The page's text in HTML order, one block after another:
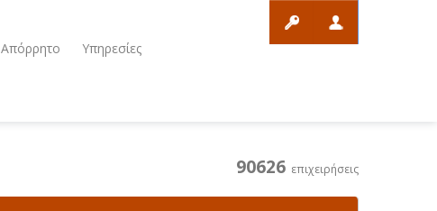
Απόρρητο Υπηρεσίες
90626 επιχειρήσεις